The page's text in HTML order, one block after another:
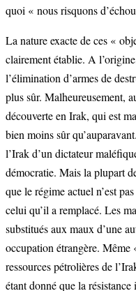
quoi « nous risquons
La nature exacte de ces «
clairement établie. A
l’élimination d’armes de
plus sûr. Malheureusement,
découverte en Irak, qui est
bien moins sûr
l’Irak d’un dictateur
démocratie. Mais la plupart
que le régime actuel n’est
celui qu’il a remplacé. Les
substitués aux maux d’une
occupation étrangère.
ressources pétrolières de
étant donné que la